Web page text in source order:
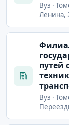
Вуз ·
Ленина,
путей
Вуз ·